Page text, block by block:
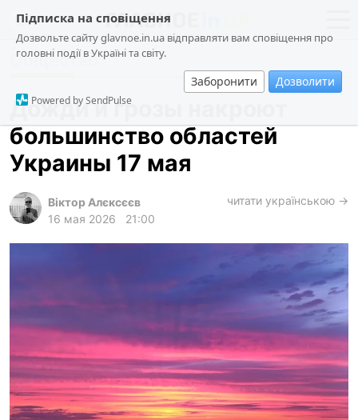
Підписка на сповіщення
Дозвольте сайту glavnoe.in.ua відправляти вам сповіщення про
головні події в Україні та світу.
Заборонити Дозволити
Powered by SendPulse
новости
о проекте
общество
происшествия
криминал
архив
gambling
ua ru en
Общество
Дожди и грозы накроют
большинство областей
Украины 17 мая
Віктор Алєксєєв
16 мая 2026
21:00
читати українською →